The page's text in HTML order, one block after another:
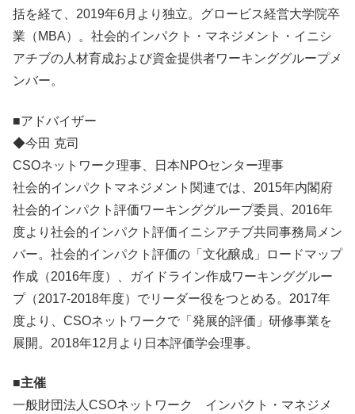
括を経て、2019年6月より独立。グロービス経営大学院卒
業（MBA）。社会的インパクト・マネジメント・イニシ
アチブの人材育成および資金提供者ワーキンググループメ
ンバー。
■アドバイザー
◆今田 克司
CSOネットワーク理事、日本NPOセンター理事
社会的インパクトマネジメント関連では、2015年内閣府
社会的インパクト評価ワーキンググループ委員、2016年
度より社会的インパクト評価イニシアチブ共同事務局メン
バー。社会的インパクト評価の「文化醸成」ロードマップ
作成（2016年度）、ガイドライン作成ワーキンググルー
プ（2017-2018年度）でリーダー役をつとめる。2017年
度より、CSOネットワークで「発展的評価」研修事業を
展開。2018年12月より日本評価学会理事。
■主催
一般財団法人CSOネットワーク インパクト・マネジメ